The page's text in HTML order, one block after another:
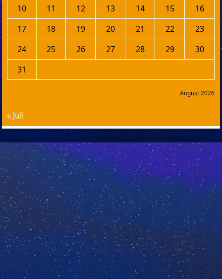
August 2026
10
11 12 13 14 15
16
17
18 19 20 21 22
23
24
25 26 27 28 29
30
31
« Juli